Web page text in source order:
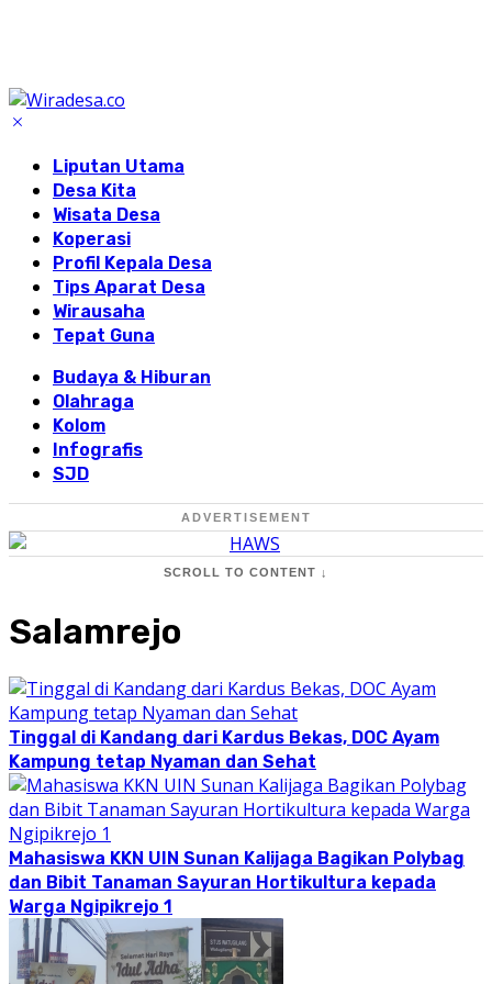
Liputan Utama
Desa Kita
Wisata Desa
Koperasi
Profil Kepala Desa
Tips Aparat Desa
Wirausaha
Tepat Guna
Budaya & Hiburan
Olahraga
Kolom
Infografis
SJD
ADVERTISEMENT
SCROLL TO CONTENT ↓
Salamrejo
Tinggal di Kandang dari Kardus Bekas, DOC Ayam
Kampung tetap Nyaman dan Sehat
Mahasiswa KKN UIN Sunan Kalijaga Bagikan Polybag
dan Bibit Tanaman Sayuran Hortikultura kepada
Warga Ngipikrejo 1